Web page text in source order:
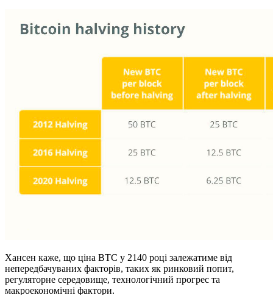
Хансен каже, що ціна BTC у 2140 році залежатиме від
непередбачуваних факторів, таких як ринковий попит,
регуляторне середовище, технологічний прогрес та
макроекономічні фактори.